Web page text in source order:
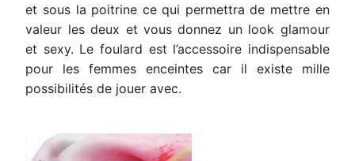
et sous la poitrine ce qui permettra de mettre en
valeur les deux et vous donnez un look glamour
et sexy. Le foulard est l’accessoire indispensable
pour les femmes enceintes car il existe mille
possibilités de jouer avec.